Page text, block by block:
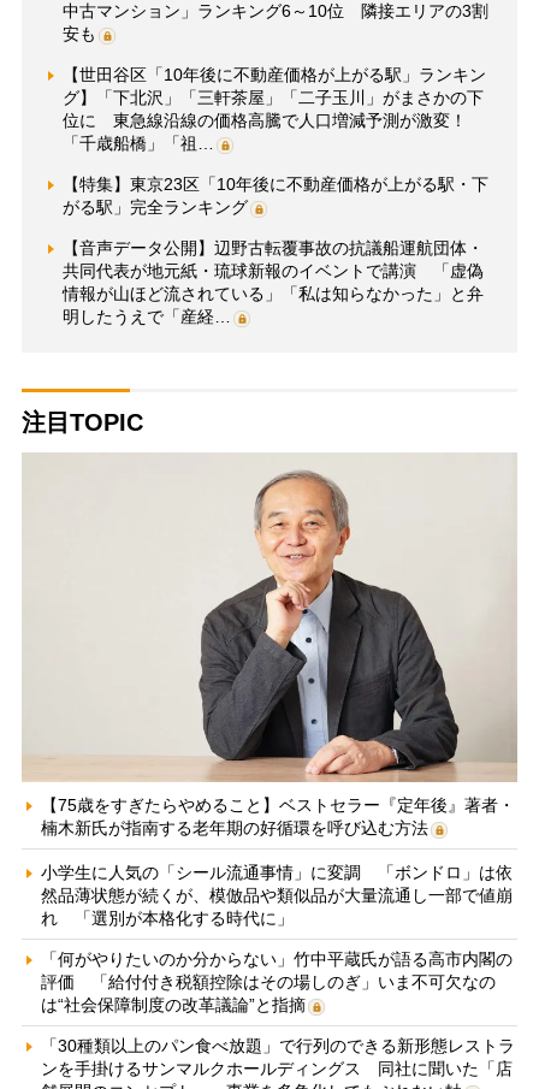
中古マンション」ランキング6～10位 隣接エリアの3割
安も
【世田谷区「10年後に不動産価格が上がる駅」ランキン
グ】「下北沢」「三軒茶屋」「二子玉川」がまさかの下
位に 東急線沿線の価格高騰で人口増減予測が激変！
「千歳船橋」「祖…
【特集】東京23区「10年後に不動産価格が上がる駅・下
がる駅」完全ランキング
【音声データ公開】辺野古転覆事故の抗議船運航団体・
共同代表が地元紙・琉球新報のイベントで講演 「虚偽
情報が山ほど流されている」「私は知らなかった」と弁
明したうえで「産経…
注目TOPIC
【75歳をすぎたらやめること】ベストセラー『定年後』著者・
楠木新氏が指南する老年期の好循環を呼び込む方法
小学生に人気の「シール流通事情」に変調 「ボンドロ」は依
然品薄状態が続くが、模倣品や類似品が大量流通し一部で値崩
れ 「選別が本格化する時代に」
「何がやりたいのか分からない」竹中平蔵氏が語る高市内閣の
評価 「給付付き税額控除はその場しのぎ」いま不可欠なの
は“社会保障制度の改革議論”と指摘
「30種類以上のパン食べ放題」で行列のできる新形態レストラ
ンを手掛けるサンマルクホールディングス 同社に聞いた「店